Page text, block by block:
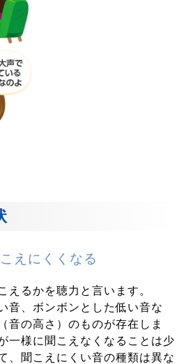
えにくくなる
えるかを聴力と言います。
音、ボンボンとした低い音な
音の高さ）のものが存在しま
一様に聞こえなくなることは少
、聞こえにくい音の種類は異な